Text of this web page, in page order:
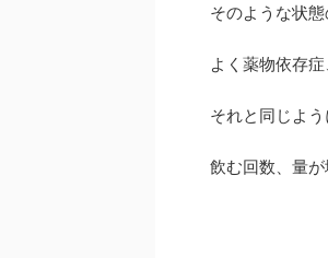
そのような状
よく薬物依存
それと同じよ
飲む回数、量